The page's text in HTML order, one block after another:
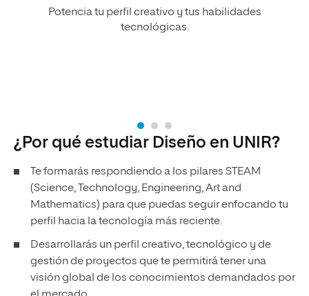
Potencia tu perfil creativo y tus habilidades
tecnológicas.
¿Por qué estudiar Diseño en UNIR?
Te formarás respondiendo a los pilares STEAM
(Science, Technology, Engineering, Art and
Mathematics) para que puedas seguir enfocando tu
perfil hacia la tecnología más reciente.
Desarrollarás un perfil creativo, tecnológico y de
gestión de proyectos que te permitirá tener una
visión global de los conocimientos demandados por